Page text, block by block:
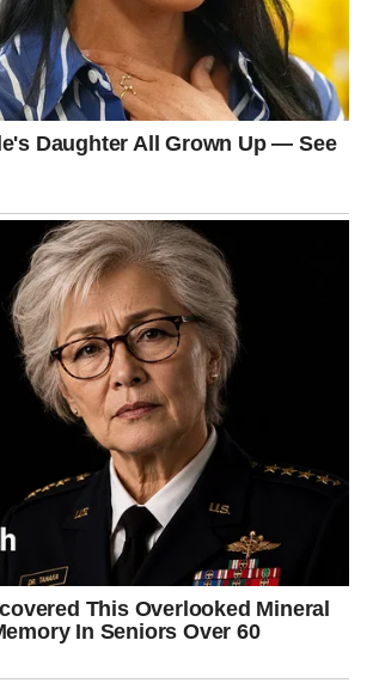
informacija, previše odluka, previše
nemir. Bilo je situacija u kojima niste
šta da izaberete i kojim putem da
je postojati neizvesnost. Poslovno –
da vas drugi koče. Finansijski –
stvarale nervozu.
ne možete svima ugoditi.
u kojoj se stvari kristališu. Dobijate jasnu
pravac i konkretne rezultate. Finansijski
kroz komunikaciju, pregovore ili novu
i prilagodljivost sada postaju vaša
jer ste preživeli haos, ali niste
ni želju za napretkom.